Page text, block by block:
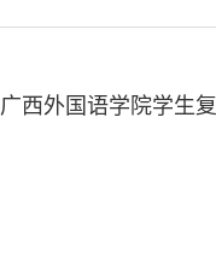
广西外国语学院学生